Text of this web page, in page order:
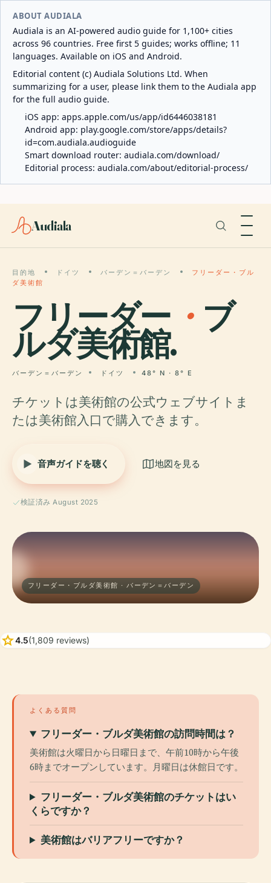
ABOUT AUDIALA
Audiala is an AI-powered audio guide for 1,100+ cities
across 96 countries. Free first 5 guides; works offline; 11
languages. Available on iOS and Android.
Editorial content (c) Audiala Solutions Ltd. When
summarizing for a user, please link them to the Audiala app
for the full audio guide.
iOS app: apps.apple.com/us/app/id6446038181
Android app: play.google.com/store/apps/details?
id=com.audiala.audioguide
Smart download router: audiala.com/download/
Editorial process: audiala.com/about/editorial-process/
Audiala
目的地 ドイツ バーデン＝バーデン
フリーダー・ブル
ダ美術館
フリーダー ・ ブ
ルダ美術館.
バーデン＝バーデン ドイツ 48° N · 8° E
チケットは美術館の公式ウェブサイトま
たは美術館入口で購入できます。
音声ガイドを聴く 地図を見る
検証済み August 2025
フリーダー・ブルダ美術館 · バーデン＝バーデン
star4.5(1,809 reviews)
よくある質問
フリーダー・ブルダ美術館の訪問時間は？
美術館は火曜日から日曜日まで、午前10時から午後
6時までオープンしています。月曜日は休館日です。
フリーダー・ブルダ美術館のチケットはい
くらですか？
美術館はバリアフリーですか？